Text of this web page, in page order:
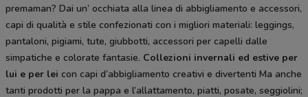
premaman? Dai un’ occhiata alla linea di abbigliamento e accessori,
capi di qualità e stile confezionati con i migliori materiali: leggings,
pantaloni, pigiami, tute, giubbotti, accessori per capelli dalle
simpatiche e colorate fantasie. Collezioni invernali ed estive per
lui e per lei con capi d’abbigliamento creativi e divertenti Ma anche
tanti prodotti per la pappa e l’allattamento, piatti, posate, seggiolini;